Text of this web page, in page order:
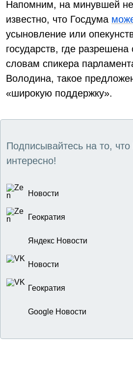
Напомним, на минувшей
известно, что Госдума
усыновление или
государств, где
словам спикера
Володина, такое
«широкую поддержку».
Подписывайтесь на то,
интересно!
Новости
Геократия
Яндекс Новости
Новости
Геократия
Google Новости